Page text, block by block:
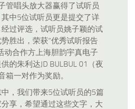
管唱头放大器赢得了试听员
中5位试听员更是提交了详
过评选，试听员姚子颖的试
胜出，荣获“优秀试听报告
动合作方上海胆韵宇真电子
的朱利达JD BULBUL 01（夜
箱一对作为奖励。
，我们带来5位试听员的5篇
享，希望通过这些文字，大